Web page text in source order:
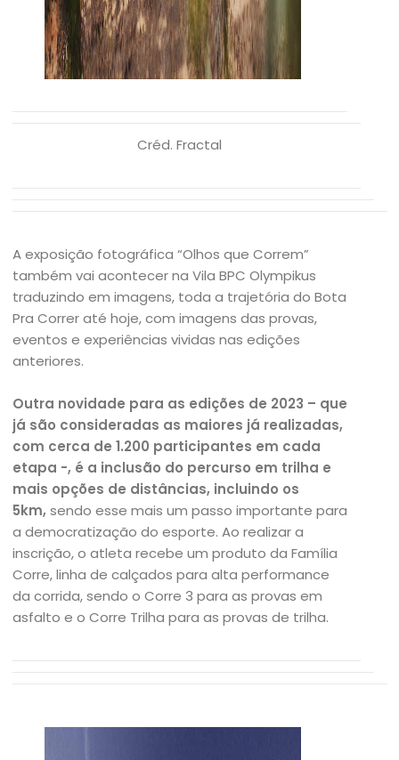
Créd. Fractal
A exposição fotográfica “Olhos que Correm”
também vai acontecer na Vila BPC Olympikus
traduzindo em imagens, toda a trajetória do Bota
Pra Correr até hoje, com imagens das provas,
eventos e experiências vividas nas edições
anteriores.
Outra novidade para as edições de 2023 – que
já são consideradas as maiores já realizadas,
com cerca de 1.200 participantes em cada
etapa -, é a inclusão do percurso em trilha e
mais opções de distâncias, incluindo os
5km, sendo esse mais um passo importante para
a democratização do esporte. Ao realizar a
inscrição, o atleta recebe um produto da Família
Corre, linha de calçados para alta performance
da corrida, sendo o Corre 3 para as provas em
asfalto e o Corre Trilha para as provas de trilha.